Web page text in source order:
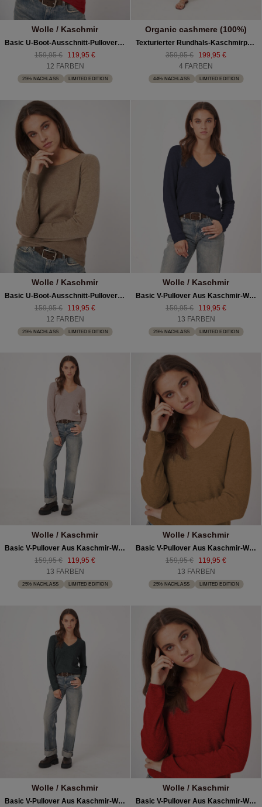
Wolle / Kaschmir
Basic U-Boot-Ausschnitt-Pullover Aus Kaschmir-Woll-Mischung
159,95 €
119,95 €
12 FARBEN
25% NACHLASS LIMITED EDITION
Organic cashmere (100%)
Texturierter Rundhals-Kaschmirpullover Mit Weiten Ärmeln
359,95 €
199,95 €
4 FARBEN
44% NACHLASS LIMITED EDITION
Wolle / Kaschmir
Basic U-Boot-Ausschnitt-Pullover Aus Kaschmir-Woll-Mischung
159,95 €
119,95 €
12 FARBEN
25% NACHLASS LIMITED EDITION
Wolle / Kaschmir
Basic V-Pullover Aus Kaschmir-Woll-Mischung
159,95 €
119,95 €
13 FARBEN
25% NACHLASS LIMITED EDITION
Wolle / Kaschmir
Basic V-Pullover Aus Kaschmir-Woll-Mischung
159,95 €
119,95 €
13 FARBEN
25% NACHLASS LIMITED EDITION
Wolle / Kaschmir
Basic V-Pullover Aus Kaschmir-Woll-Mischung
159,95 €
119,95 €
13 FARBEN
25% NACHLASS LIMITED EDITION
Wolle / Kaschmir
Basic V-Pullover Aus Kaschmir-Woll-Mischung
Wolle / Kaschmir
Basic V-Pullover Aus Kaschmir-Woll-Mischung